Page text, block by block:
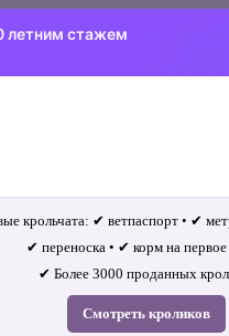
летним стажем
крольчата: ✔ ветпаспорт • ✔
✔ переноска • ✔ корм на
✔ Более 3000 проданных
Смотреть кроликов